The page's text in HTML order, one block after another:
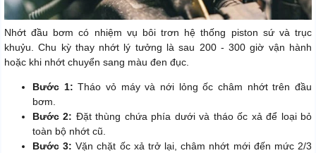
Nhớt đầu bơm có nhiệm vụ bôi trơn hệ thống piston sứ và trục
khuỷu. Chu kỳ thay nhớt lý tưởng là sau 200 - 300 giờ vận hành
hoặc khi nhớt chuyển sang màu đen đục.
Bước 1: Tháo vỏ máy và nới lỏng ốc châm nhớt trên đầu
bơm.
Bước 2: Đặt thùng chứa phía dưới và tháo ốc xả để loại bỏ
toàn bộ nhớt cũ.
Bước 3: Vặn chặt ốc xả trở lại, châm nhớt mới đến mức 2/3